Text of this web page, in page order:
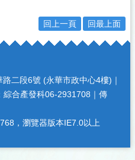
回上一頁 回最上面
二段6號 (永華市政中心4樓)｜
綜合產發科06-2931708｜傳
，瀏覽器版本IE7.0以上